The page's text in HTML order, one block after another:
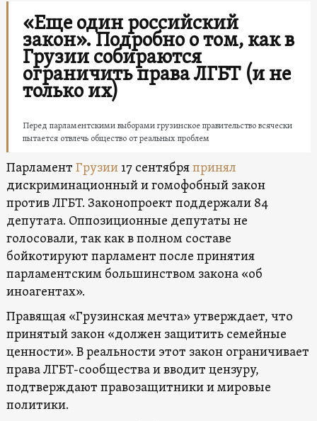
«Еще один российский
закон». Подробно о том, как в
Грузии собираются
ограничить права ЛГБТ (и не
только их)
Перед парламентскими выборами грузинское правительство всячески
пытается отвлечь общество от реальных проблем
Парламент Грузии17 сентябряпринял
дискриминационный и гомофобный закон
против ЛГБТ. Законопроект поддержали 84
депутата. Оппозиционные депутаты не
голосовали, так как в полном составе
бойкотируют парламент после принятия
парламентским большинством закона «об
иноагентах».
Правящая «Грузинская мечта» утверждает, что
принятый закон «должен защитить семейные
ценности». В реальности этот закон ограничивает
права ЛГБТ-сообщества и вводит цензуру,
подтверждают правозащитники и мировые
политики.